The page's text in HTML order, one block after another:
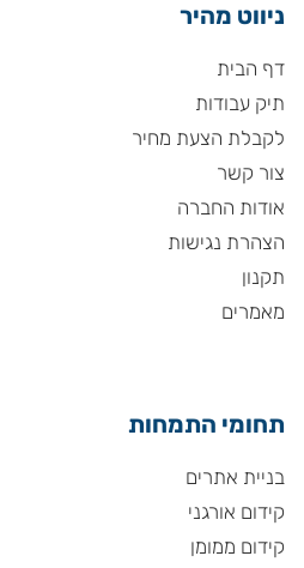
ניווט מהיר
דף הבית
תיק עבודות
לקבלת הצעת מחיר
צור קשר
אודות החברה
הצהרת נגישות
תקנון
מאמרים
תחומי התמחות
בניית אתרים
קידום אורגני
קידום ממומן